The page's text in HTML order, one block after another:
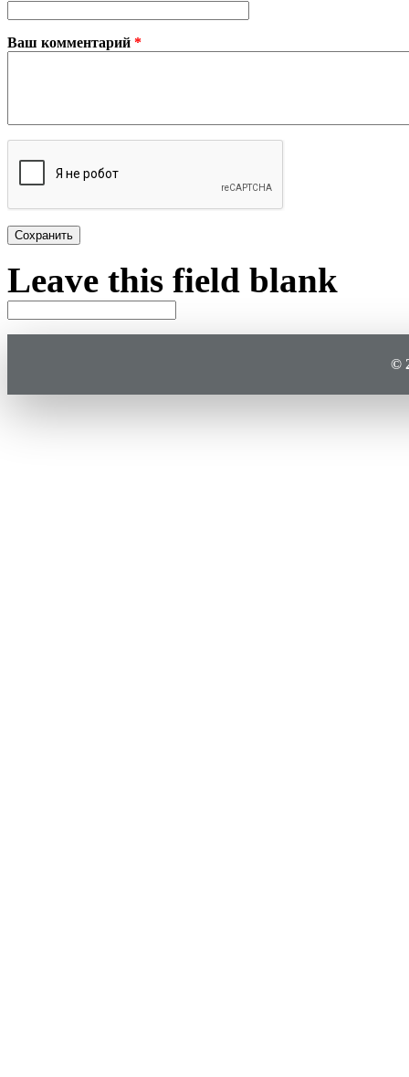
Ваш комментарий *
Plain text
Leave this field blank
©